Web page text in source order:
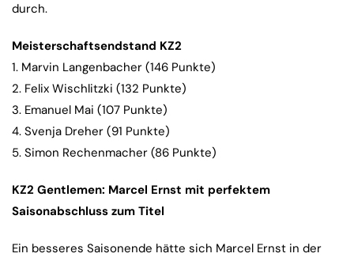
durch.
Meisterschaftsendstand KZ2
1. Marvin Langenbacher (146 Punkte)
2. Felix Wischlitzki (132 Punkte)
3. Emanuel Mai (107 Punkte)
4. Svenja Dreher (91 Punkte)
5. Simon Rechenmacher (86 Punkte)
KZ2 Gentlemen: Marcel Ernst mit perfektem
Saisonabschluss zum Titel
Ein besseres Saisonende hätte sich Marcel Ernst in der